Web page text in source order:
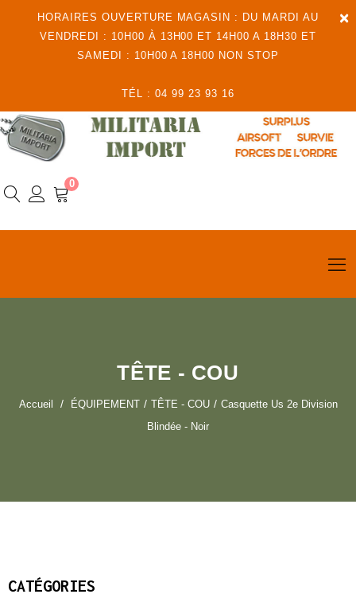
×
HORAIRES OUVERTURE MAGASIN : DU MARDI AU
VENDREDI : 10H00 À 13H00 ET 14H00 A 18H30 ET
SAMEDI : 10H00 A 18H00 NON STOP
TÉL : 04 99 23 93 16
0
TÊTE - COU
Accueil ÉQUIPEMENT TÊTE - COU
Casquette Us 2e Division
Blindée - Noir
CATÉGORIES